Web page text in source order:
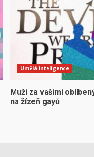
Umělá inteligence
Muži za vašimi
na žízeň gayů